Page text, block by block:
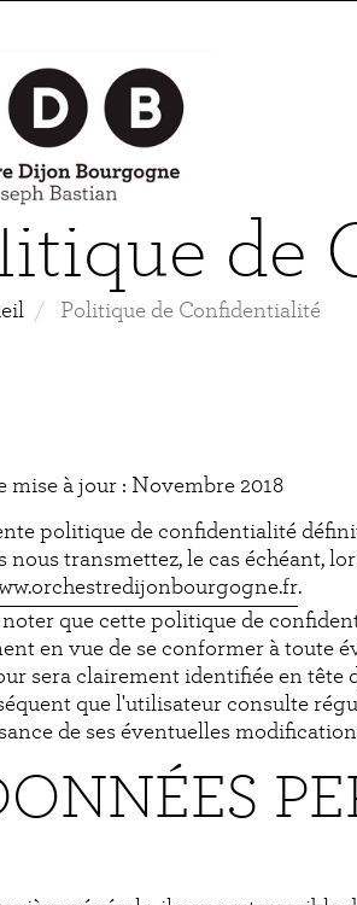
de
Politique de Confidentialité
mise à jour : Novembre 2018
politique de confidentialité
nous transmettez, le cas échéant,
.
que cette politique de
en vue de se conformer à toute
sera clairement identifiée en
que l'utilisateur consulte
de ses éventuelles